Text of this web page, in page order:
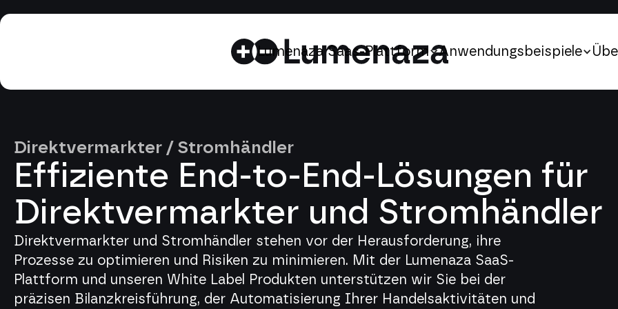
Lumenaza SaaS-Plattform Anwendungsbeispiele
Lumenaza Saas-Plattform Anwendungsbeispiele
Direktvermarkter / Stromhändler
Effiziente End-to-End-Lösungen für
Direktvermarkter und Stromhändler
Direktvermarkter und Stromhändler stehen vor der Herausforderung, ihre
Prozesse zu optimieren und Risiken zu minimieren. Mit der Lumenaza SaaS-
Plattform und unseren White Label Produkten unterstützen wir Sie bei der
präzisen Bilanzkreisführung, der Automatisierung Ihrer Handelsaktivitäten und